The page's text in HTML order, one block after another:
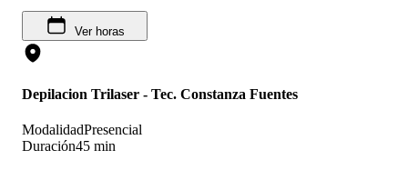
Ver horas
Depilacion Trilaser - Tec. Constanza Fuentes
ModalidadPresencial
Duración45 min